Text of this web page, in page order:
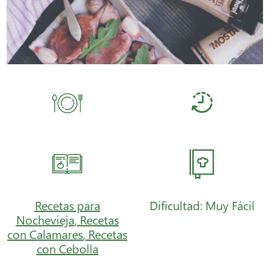
Recetas para
Nochevieja, Recetas
con Calamares, Recetas
con Cebolla
Dificultad: Muy Fácil